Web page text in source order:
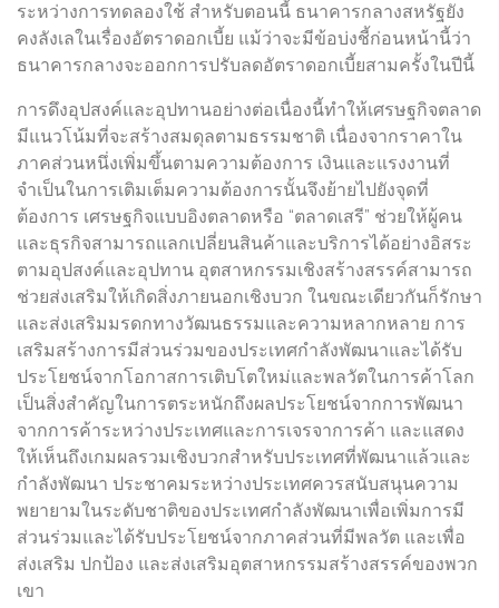
ระหว่างการทดลองใช้ สำหรับตอนนี้ ธนาคารกลางสหรัฐยัง
คงลังเลในเรื่องอัตราดอกเบี้ย แม้ว่าจะมีข้อบ่งชี้ก่อนหน้านี้ว่า
ธนาคารกลางจะออกการปรับลดอัตราดอกเบี้ยสามครั้งในปีนี้
การดึงอุปสงค์และอุปทานอย่างต่อเนื่องนี้ทำให้เศรษฐกิจตลาด
มีแนวโน้มที่จะสร้างสมดุลตามธรรมชาติ เนื่องจากราคาใน
ภาคส่วนหนึ่งเพิ่มขึ้นตามความต้องการ เงินและแรงงานที่
จำเป็นในการเติมเต็มความต้องการนั้นจึงย้ายไปยังจุดที่
ต้องการ เศรษฐกิจแบบอิงตลาดหรือ “ตลาดเสรี” ช่วยให้ผู้คน
และธุรกิจสามารถแลกเปลี่ยนสินค้าและบริการได้อย่างอิสระ
ตามอุปสงค์และอุปทาน อุตสาหกรรมเชิงสร้างสรรค์สามารถ
ช่วยส่งเสริมให้เกิดสิ่งภายนอกเชิงบวก ในขณะเดียวกันก็รักษา
และส่งเสริมมรดกทางวัฒนธรรมและความหลากหลาย การ
เสริมสร้างการมีส่วนร่วมของประเทศกำลังพัฒนาและได้รับ
ประโยชน์จากโอกาสการเติบโตใหม่และพลวัตในการค้าโลก
เป็นสิ่งสำคัญในการตระหนักถึงผลประโยชน์จากการพัฒนา
จากการค้าระหว่างประเทศและการเจรจาการค้า และแสดง
ให้เห็นถึงเกมผลรวมเชิงบวกสำหรับประเทศที่พัฒนาแล้วและ
กำลังพัฒนา ประชาคมระหว่างประเทศควรสนับสนุนความ
พยายามในระดับชาติของประเทศกำลังพัฒนาเพื่อเพิ่มการมี
ส่วนร่วมและได้รับประโยชน์จากภาคส่วนที่มีพลวัต และเพื่อ
ส่งเสริม ปกป้อง และส่งเสริมอุตสาหกรรมสร้างสรรค์ของพวก
เขา